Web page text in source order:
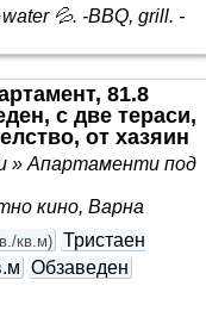
💦. -BBQ, grill. -
81.8
с две тераси,
от хазяин
» Апартаменти под
кино, Варна
кв.м) Тристаен
Обзаведен